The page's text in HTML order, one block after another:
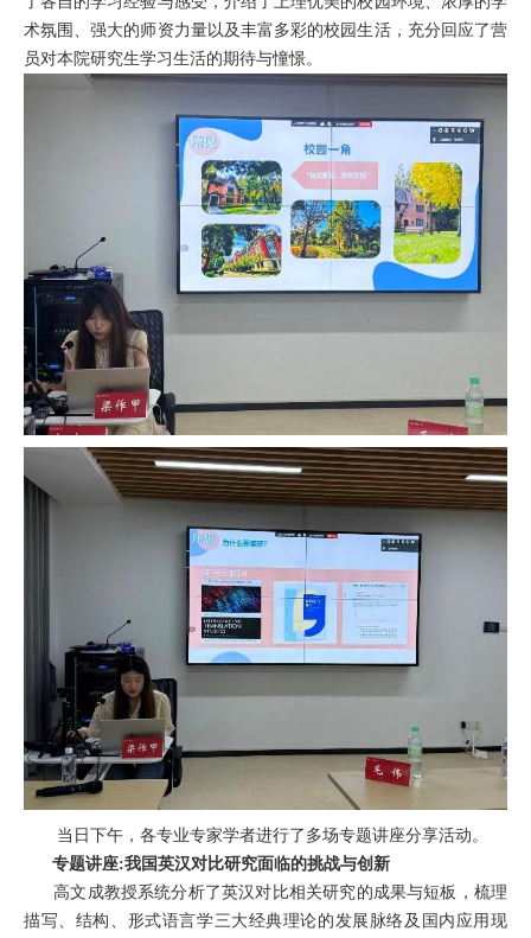
术氛围、强大的师资力量以及丰富多彩的校园生活， 充分回应了营
员对本院研究生学习生活的期待与憧憬。
当日下午， 各专业专家学者进行了 多场专题讲座分享活动。
专题讲座:我国英汉对比研究面临的挑战与创新
高文成教授系统分析了英汉对比相关研究的成果与短板，梳理
描写、结构、形式语言学三大经典理论的发展脉络及国内应用现